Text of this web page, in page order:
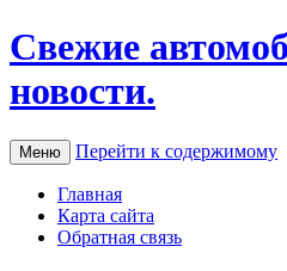
Свежие
новости.
Меню Перейти к содержимому
Главная
Карта сайта
Обратная связь